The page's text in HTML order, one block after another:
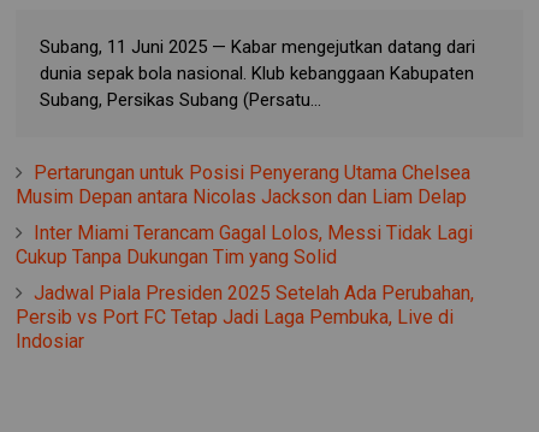
Subang, 11 Juni 2025 — Kabar mengejutkan datang dari
dunia sepak bola nasional. Klub kebanggaan Kabupaten
Subang, Persikas Subang (Persatu...
Pertarungan untuk Posisi Penyerang Utama Chelsea
Musim Depan antara Nicolas Jackson dan Liam Delap
Inter Miami Terancam Gagal Lolos, Messi Tidak Lagi
Cukup Tanpa Dukungan Tim yang Solid
Jadwal Piala Presiden 2025 Setelah Ada Perubahan,
Persib vs Port FC Tetap Jadi Laga Pembuka, Live di
Indosiar